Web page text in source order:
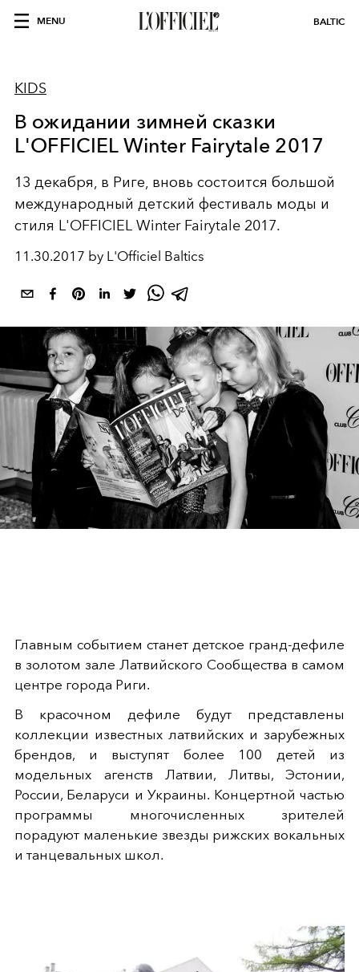
MENU BALTIC
KIDS
В ожидании зимней сказки
L'OFFICIEL Winter Fairytale 2017
13 декабря, в Риге, вновь состоится большой
международный детский фестиваль моды и
стиля L'OFFICIEL Winter Fairytale 2017.
11.30.2017 by L'Officiel Baltics
Главным событием станет детское гранд-дефиле
в золотом зале Латвийского Сообщества в самом
центре города Риги.
В красочном дефиле будут представлены
коллекции известных латвийских и зарубежных
брендов, и выступят более 100 детей из
модельных агенств Латвии, Литвы, Эстонии,
России, Беларуси и Украины. Концертной частью
программы многочисленных зрителей
порадуют маленькие звезды рижских вокальных
и танцевальных школ.